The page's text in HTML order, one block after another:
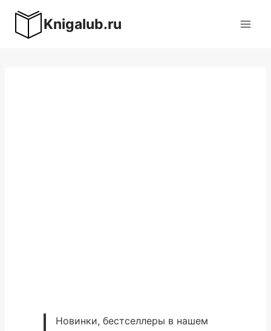
содержимому
Knigalub.ru
Новинки, бестселлеры в нашем